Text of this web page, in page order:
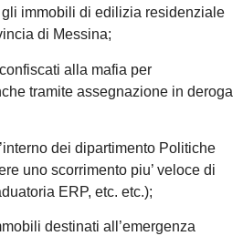
immobili di edilizia residenziale
di Messina;
alla mafia per
tramite assegnazione in deroga
dei dipartimento Politiche
uno scorrimento piu’ veloce di
ERP, etc. etc.);
destinati all’emergenza